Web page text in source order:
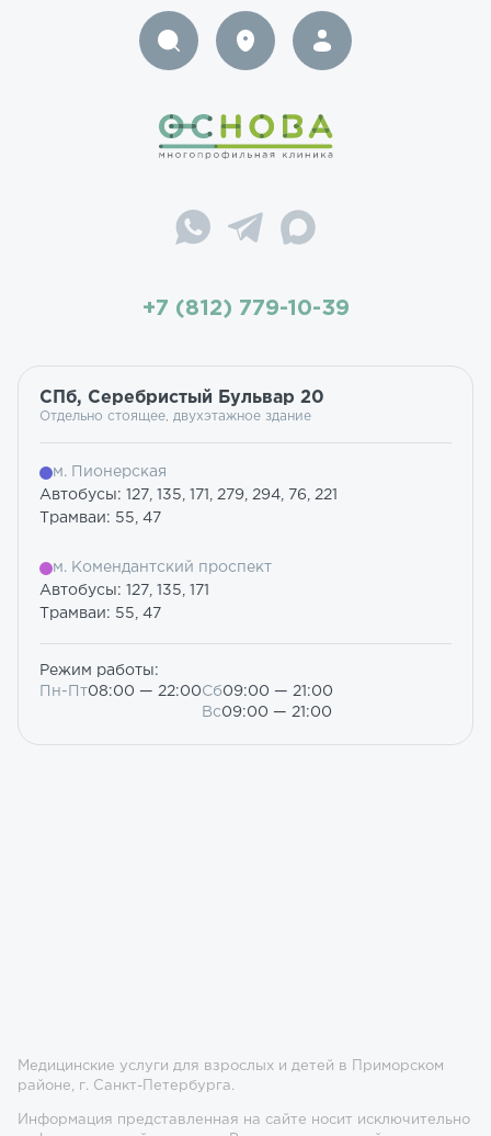
+7 (812) 779-10-39
СПб, Серебристый Бульвар 20
Отдельно стоящее, двухэтажное здание
м. Пионерская
Автобусы: 127, 135, 171, 279, 294, 76, 221
Трамваи: 55, 47
м. Комендантский проспект
Автобусы: 127, 135, 171
Трамваи: 55, 47
Режим работы:
Пн-Пт08:00 — 22:00Сб09:00 — 21:00
Вс09:00 — 21:00
Медицинские услуги для взрослых и детей в Приморском
районе, г. Санкт-Петербурга.
Информация представленная на сайте носит исключительно